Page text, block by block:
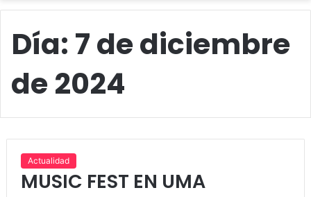
Día: 7 de diciembre
de 2024
Actualidad
MUSIC FEST EN UMA